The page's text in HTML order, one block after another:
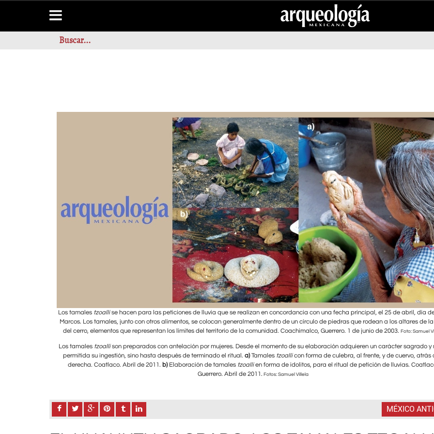
Los tamales tzoallise hacen para las peticiones de lluvia que se realizan en concordancia con una fecha principal, el 25 de abril, día
Marcos. Los tamales, junto con otros alimentos, se colocan generalmente dentro de un círculo de piedras que rodean a los altares de
del cerro, elementos que representan los límites del territorio de la comunidad. Coachimalco, Guerrero. 1 de junio de 2003. Foto: Samuel
Los tamales tzoallison preparados con antelación por mujeres. Desde el momento de su elaboración adquieren un carácter sagrado y
permitida su ingestión, sino hasta después de terminado el ritual. a)Tamales tzoallicon forma de culebra, al frente, y de cuervo, atrás
derecha. Coatlaco. Abril de 2011. b) Elaboración de tamales tzoallien forma de idolitos, para el ritual de petición de lluvias.
Guerrero. Abril de 2011. Fotos: Samuel Villela
MÉXICO